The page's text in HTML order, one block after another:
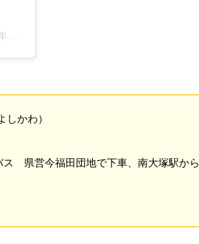
PST
かわ）
ス 県営今福田団地で下車、南大塚駅から